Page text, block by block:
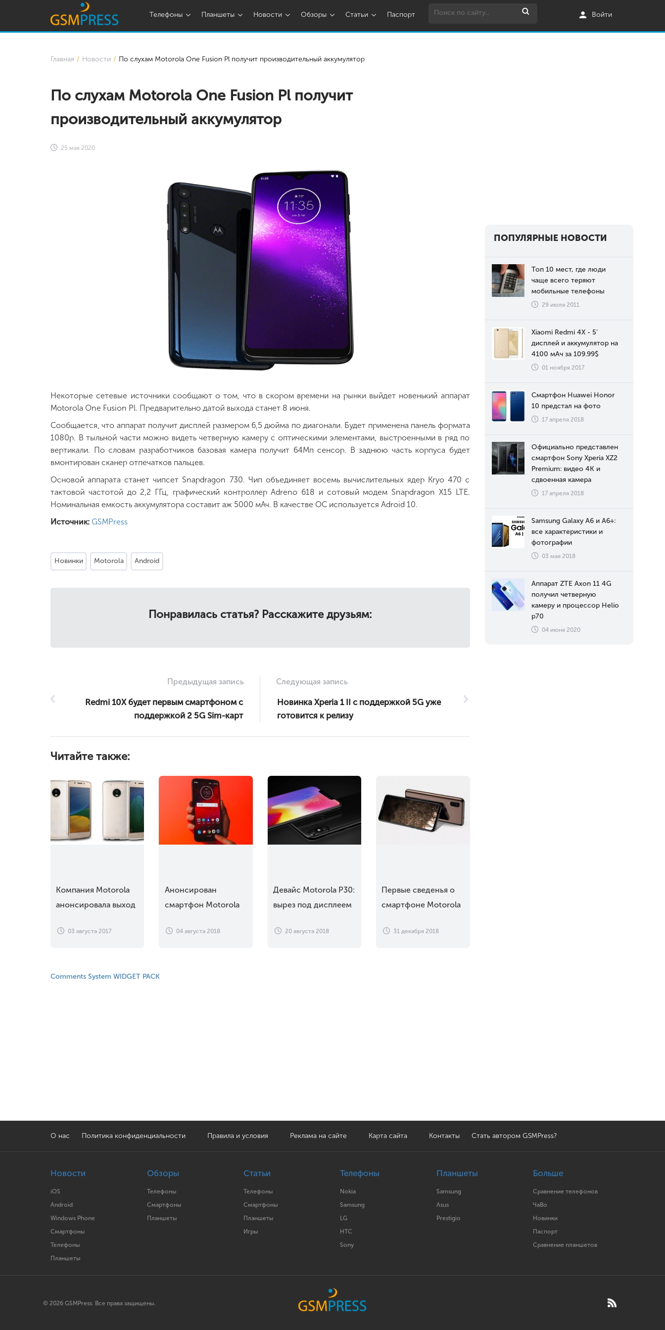
Телефоны Планшеты Новости Обзоры Статьи Паспорт Войти
Главная Новости По слухам Motorola One Fusion Pl получит производительный аккумулятор
По слухам Motorola One Fusion Pl получит
производительный аккумулятор
25 мая 2020
Некоторые сетевые источники сообщают о том, что в скором времени на рынки выйдет новенький аппарат
Motorola One Fusion Pl. Предварительно датой выхода станет 8 июня.
Сообщается, что аппарат получит дисплей размером 6,5 дюйма по диагонали. Будет применена панель формата
1080р. В тыльной части можно видеть четверную камеру с оптическими элементами, выстроенными в ряд по
вертикали. По словам разработчиков базовая камера получит 64Мп сенсор. В заднюю часть корпуса будет
вмонтирован сканер отпечатков пальцев.
Основой аппарата станет чипсет Snapdragon 730. Чип объединяет восемь вычислительных ядер Kryo 470 с
тактовой частотой до 2,2 ГГц, графический контроллер Adreno 618 и сотовый модем Snapdragon X15 LTE.
Номинальная емкость аккумулятора составит аж 5000 мАч. В качестве ОС используется Adroid 10.
Источник: GSMPress
Новинки Motorola Android
Понравилась статья? Расскажите друзьям:
Предыдущая запись
Redmi 10X будет первым смартфоном с
поддержкой 2 5G Sim-карт
Следующая запись
Новинка Xperia 1 II с поддержкой 5G уже
готовится к релизу
Читайте также:
Компания Motorola
анонсировала выход
G5S и Moto G5S Plus
03 августа 2017
Анонсирован
смартфон Motorola
мире аппарат с
04 августа 2018
Девайс Motorola P30:
вырез под дисплеем
20 августа 2018
Первые сведенья о
смартфоне Motorola
31 декабря 2018
Comments System WIDGET PACK
ПОПУЛЯРНЫЕ НОВОСТИ
Топ 10 мест, где люди
чаще всего теряют
мобильные телефоны
29 июля 2011
Xiaomi Redmi 4X - 5'
дисплей и аккумулятор на
4100 мАч за 109.99$
01 ноября 2017
Смартфон Huawei Honor
10 предстал на фото
17 апреля 2018
Официально представлен
смартфон Sony Xperia XZ2
Premium: видео 4К и
сдвоенная камера
17 апреля 2018
Samsung Galaxy A6 и A6+:
все характеристики и
фотографии
03 мая 2018
Аппарат ZTE Axon 11 4G
получил четверную
камеру и процессор Helio
p70
04 июня 2020
О нас Политика конфиденциальности Правила и условия Реклама на сайте Карта сайта Контакты Стать автором GSMPress?
Новости
iOS
Android
Windows Phone
Смартфоны
Телефоны
Планшеты
Обзоры
Телефоны
Смартфоны
Планшеты
Статьи
Телефоны
Смартфоны
Планшеты
Игры
Телефоны
Nokia
Samsung
LG
HTC
Sony
Планшеты
Samsung
Asus
Prestigio
Больше
Сравнение телефонов
ЧаВо
Новинки
Паспорт
Сравнение планшетов
© 2026 GSMPress. Все права защищены.